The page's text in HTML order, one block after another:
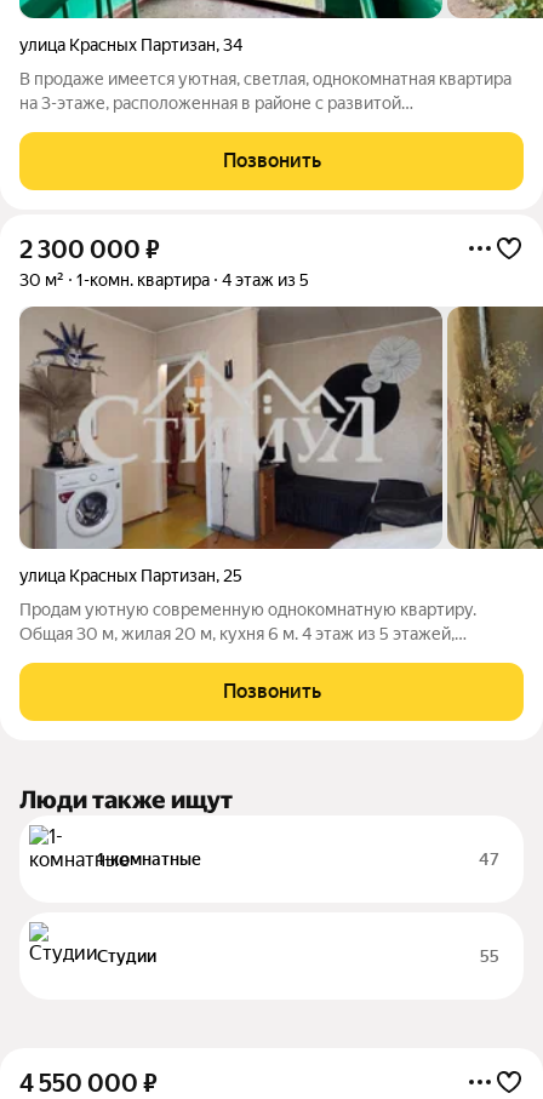
улица Красных Партизан,34
В продаже имеется уютная, светлая, однокомнатная квартира
на 3-этаже, расположенная в районе с развитой
техникум, стадион "Шахтер", магазины, сквер. В квартире
выполнен косметический ремонт,
Позвонить
2 300 000 ₽
30 м² 1-комн. квартира 4 этаж из 5
улица Красных Партизан, 25
Продам уютную современную однокомнатную квартиру.
Общая 30 м, жилая 20 м, кухня 6 м. 4 этаж из 5 этажей,
отопление, совмещенный санузел. Все подробности по
телефону.
Позвонить
Люди также ищут
1-комнатные 47
Студии 55
4 550 000 ₽